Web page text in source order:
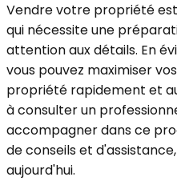
Vendre votre propriété
qui nécessite une
attention aux détails. En
vous pouvez maximiser
propriété rapidement et
à consulter un
accompagner dans ce
de conseils et
aujourd'hui.